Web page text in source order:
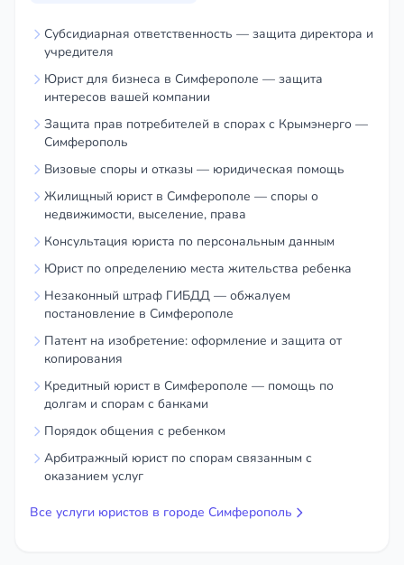
Мои услуги включают:
1. Консультация и анализ документов
Юридический анализ вашей ситуации,
имеющихся документов на земельный участок
или объект капитального строительства.
Развернутый план действий для успешного
подключения.
2. Подготовка и подача схемы и заявки в
Правильное оформление всех необходимых
документов для подачи заявки на
технологическое присоединение, что
минимизирует риск получения отказа на
начальном этапе.
3. Взаимодействие с сетевой компанией
«Крымэнерго» от вашего имени. Я говорю с ними
Субсидиарная ответственность — защита директора и
учредителя
Юрист для бизнеса в Симферополе — защита
интересов вашей компании
Защита прав потребителей в спорах с Крымэнерго —
Симферополь
Визовые споры и отказы — юридическая помощь
Жилищный юрист в Симферополе — споры о
недвижимости, выселение, права
Консультация юриста по персональным данным
Юрист по определению места жительства ребенка
Незаконный штраф ГИБДД — обжалуем
постановление в Симферополе
Патент на изобретение: оформление и защита от
копирования
Кредитный юрист в Симферополе — помощь по
долгам и спорам с банками
Порядок общения с ребенком
Арбитражный юрист по спорам связанным с
оказанием услуг
Все услуги юристов в городе Симферополь